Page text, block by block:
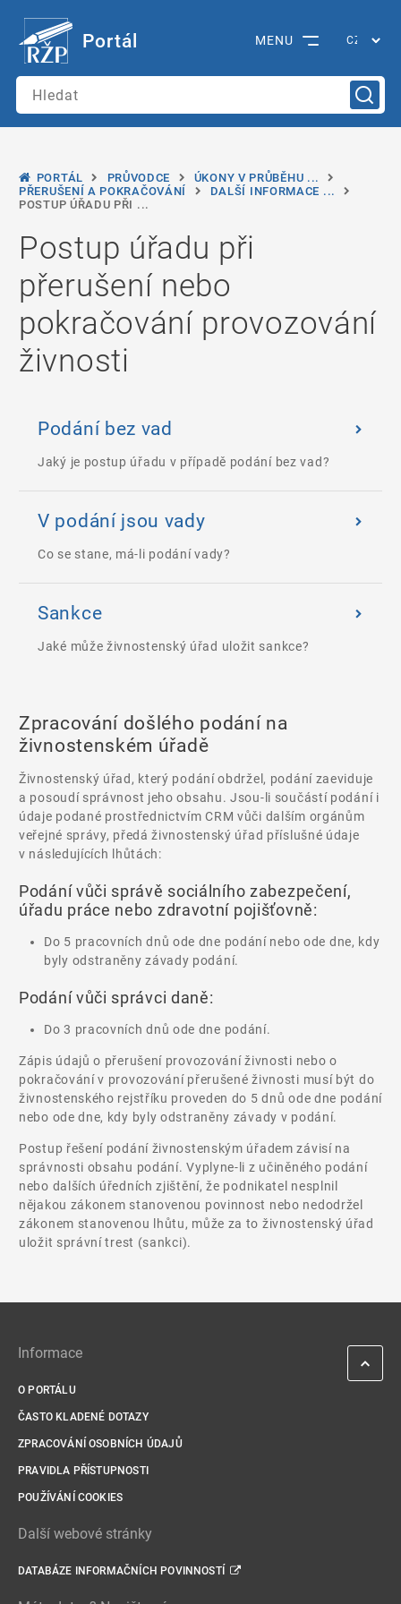
Portál MENU
PORTÁL PRŮVODCE
ÚKONY V PRŮBĚHU ...
PŘERUŠENÍ A POKRAČOVÁNÍ
DALŠÍ INFORMACE ...
POSTUP ÚŘADU PŘI ...
Postup úřadu při
přerušení nebo
pokračování provozování
živnosti
Podání bez vad
Jaký je postup úřadu v případě podání bez vad?
V podání jsou vady
Co se stane, má-li podání vady?
Sankce
Jaké může živnostenský úřad uložit sankce?
Zpracování došlého podání na
živnostenském úřadě
Živnostenský úřad, který podání obdržel, podání zaeviduje
a posoudí správnost jeho obsahu. Jsou-li součástí podání i
údaje podané prostřednictvím CRM vůči dalším orgánům
veřejné správy, předá živnostenský úřad příslušné údaje
v následujících lhůtách:
Podání vůči správě sociálního zabezpečení,
úřadu práce nebo zdravotní pojišťovně:
Do 5 pracovních dnů ode dne podání nebo ode dne, kdy
byly odstraněny závady podání.
Podání vůči správci daně:
Do 3 pracovních dnů ode dne podání.
Zápis údajů o přerušení provozování živnosti nebo o
pokračování v provozování přerušené živnosti musí být do
živnostenského rejstříku proveden do 5 dnů ode dne podání
nebo ode dne, kdy byly odstraněny závady v podání.
Postup řešení podání živnostenským úřadem závisí na
správnosti obsahu podání. Vyplyne-li z učiněného podání
nebo dalších úředních zjištění, že podnikatel nesplnil
nějakou zákonem stanovenou povinnost nebo nedodržel
zákonem stanovenou lhůtu, může za to živnostenský úřad
uložit správní trest (sankci).
Informace
O PORTÁLU
ČASTO KLADENÉ DOTAZY
ZPRACOVÁNÍ OSOBNÍCH ÚDAJŮ
PRAVIDLA PŘÍSTUPNOSTI
POUŽÍVÁNÍ COOKIES
Další webové stránky
DATABÁZE INFORMAČNÍCH POVINNOSTÍ